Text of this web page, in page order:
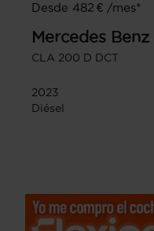
Desde 482 € /mes*
Mercedes Benz
CLA 200 D DCT
2023
Diésel